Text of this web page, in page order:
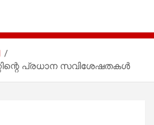
പ്രധാന സവിശേഷതകൾ